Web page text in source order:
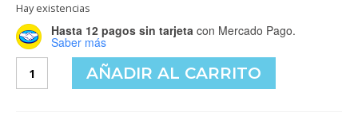
Hay existencias
Hasta 12 pagos sin tarjeta con Mercado Pago.
Saber más
FIFA
AÑADIR AL CARRITO